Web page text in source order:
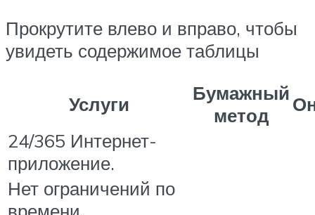
Прокрутите влево и вправо, чтобы
увидеть содержимое таблицы
Услуги
Бумажный
метод
24/365 Интернет-
приложение.
Нет ограничений по